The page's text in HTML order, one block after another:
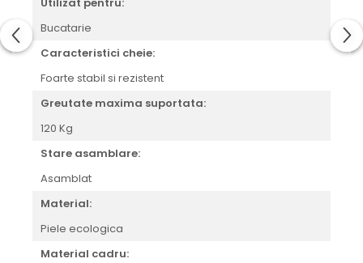
Bucatarie
Caracteristici cheie:
Foarte stabil si rezistent
Greutate maxima suportata:
120 Kg
Stare asamblare:
Asamblat
Material:
Piele ecologica
Material cadru: